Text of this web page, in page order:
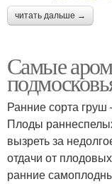
читать дальше →
Самые
Ранние сорта
Плоды
вызреть за
отдачи от
ранние